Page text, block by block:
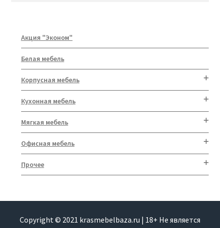
Акция "Эконом"
Белая мебель
Корпусная мебель
Кухонная мебель
Мягкая мебель
Офисная мебель
Прочее
Copyright © 2021 krasmebelbaza.ru | 18+ Не является